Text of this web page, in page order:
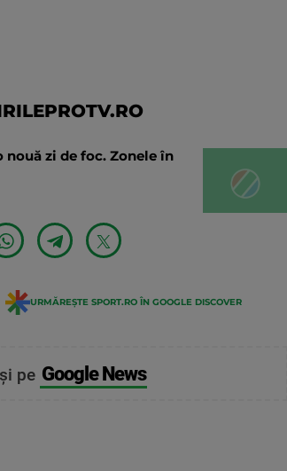
zi de foc. Zonele în
URMĂREȘTE SPORT.RO ÎN GOOGLE DISCOVER
pe Google News